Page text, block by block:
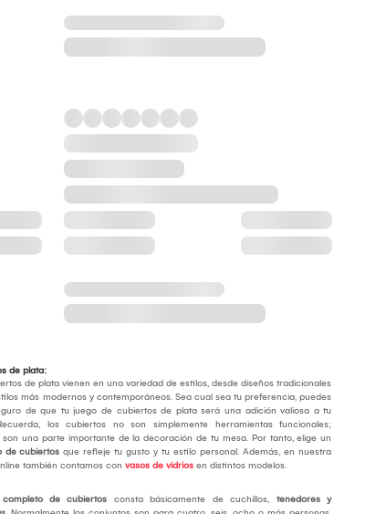
de plata:
de plata vienen en una variedad de estilos, desde diseños tradicionales
más modernos y contemporáneos. Sea cual sea tu preferencia, puedes
de que tu juego de cubiertos de plata será una adición valiosa a tu
los cubiertos no son simplemente herramientas funcionales;
son una parte importante de la decoración de tu mesa. Por tanto, elige un
de cubiertos que refleje tu gusto y tu estilo personal. Además, en nuestra
también contamos convasos de vidrios en distintos modelos.
de cubiertos consta básicamente de cuchillos, tenedores y